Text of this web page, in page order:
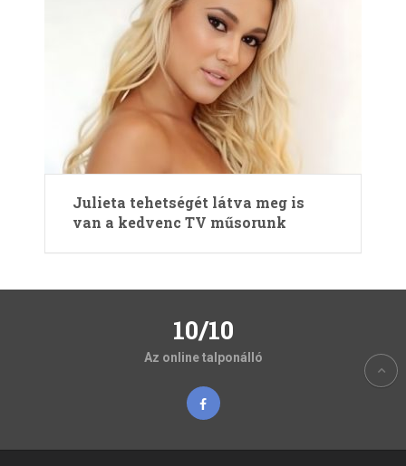
Julieta tehetségét látva meg is
van a kedvenc TV műsorunk
10/10
Az online talponálló